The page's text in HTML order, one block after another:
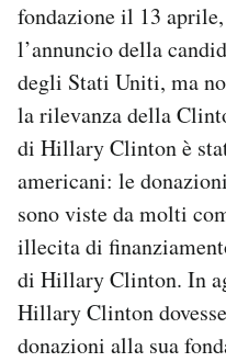
fondazione il 13 aprile,
l’annuncio della
degli Stati Uniti, ma
la rilevanza della
di Hillary Clinton è
americani: le
sono viste da molti
illecita di
di Hillary Clinton. In
Hillary Clinton
donazioni alla sua